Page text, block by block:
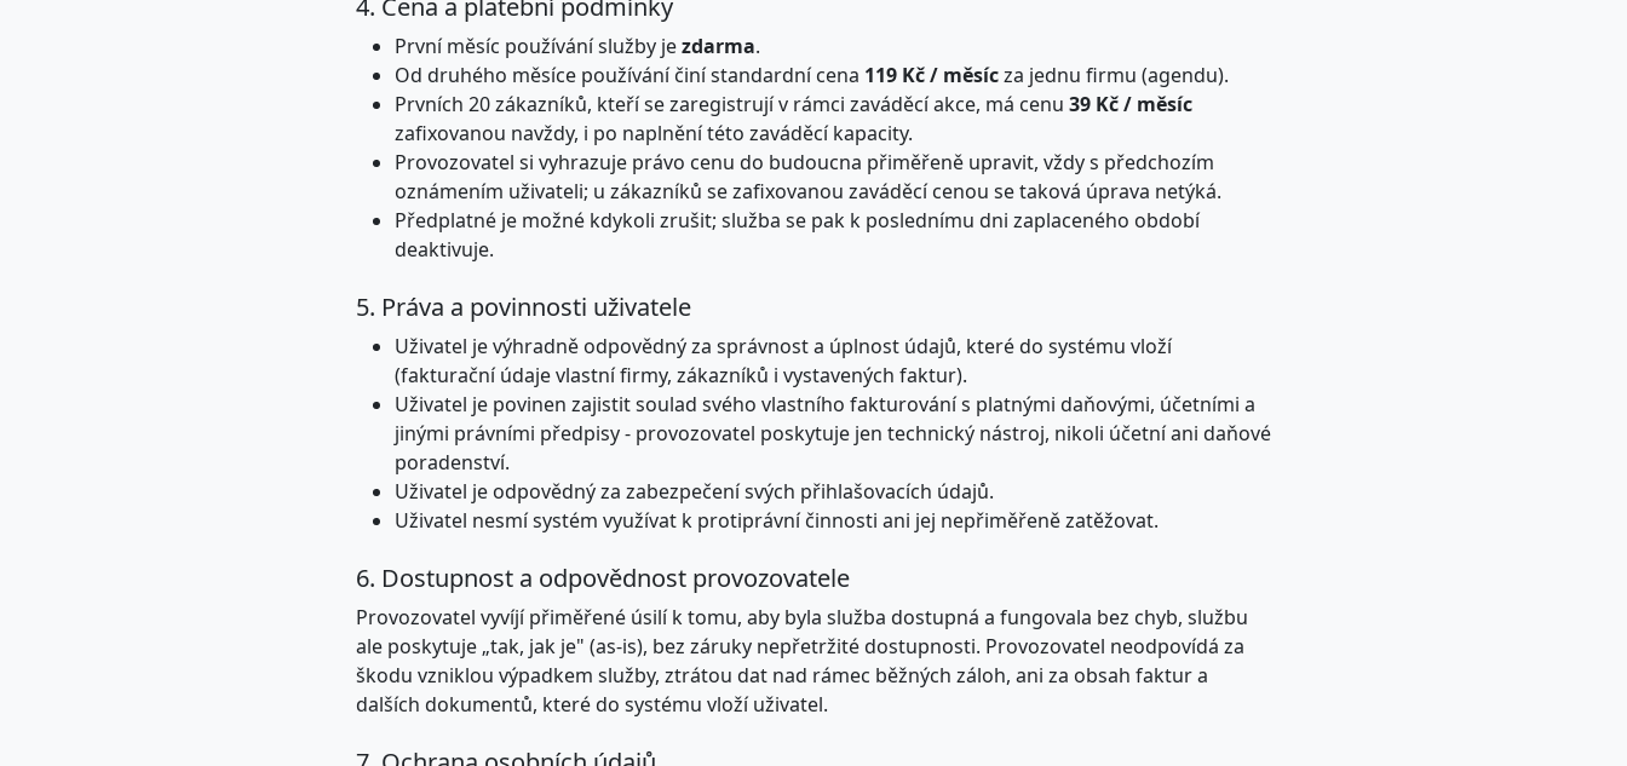
4. Cena a platební podmínky
První měsíc používání služby jezdarma.
Od druhého měsíce používání činí standardní cena 119 Kč / měsícza jednu firmu (agendu).
Prvních 20 zákazníků, kteří se zaregistrují v rámci zaváděcí akce, má cenu 39 Kč / měsíc
zafixovanou navždy, i po naplnění této zaváděcí kapacity.
Provozovatel si vyhrazuje právo cenu do budoucna přiměřeně upravit, vždy s předchozím
oznámením uživateli; u zákazníků se zafixovanou zaváděcí cenou se taková úprava netýká.
Předplatné je možné kdykoli zrušit; služba se pak k poslednímu dni zaplaceného období
deaktivuje.
5. Práva a povinnosti uživatele
Uživatel je výhradně odpovědný za správnost a úplnost údajů, které do systému vloží
(fakturační údaje vlastní firmy, zákazníků i vystavených faktur).
Uživatel je povinen zajistit soulad svého vlastního fakturování s platnými daňovými, účetními a
jinými právními předpisy - provozovatel poskytuje jen technický nástroj, nikoli účetní ani daňové
poradenství.
Uživatel je odpovědný za zabezpečení svých přihlašovacích údajů.
Uživatel nesmí systém využívat k protiprávní činnosti ani jej nepřiměřeně zatěžovat.
6. Dostupnost a odpovědnost provozovatele
Provozovatel vyvíjí přiměřené úsilí k tomu, aby byla služba dostupná a fungovala bez chyb, službu
ale poskytuje „tak, jak je" (as-is), bez záruky nepřetržité dostupnosti. Provozovatel neodpovídá za
škodu vzniklou výpadkem služby, ztrátou dat nad rámec běžných záloh, ani za obsah faktur a
dalších dokumentů, které do systému vloží uživatel.